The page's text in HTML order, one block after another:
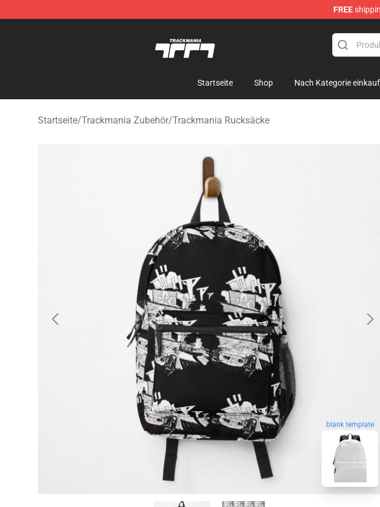
FREE
Startseite Shop Nach Kategorie
Startseite/Trackmania Zubehör/Trackmania Rucksäcke
blank template